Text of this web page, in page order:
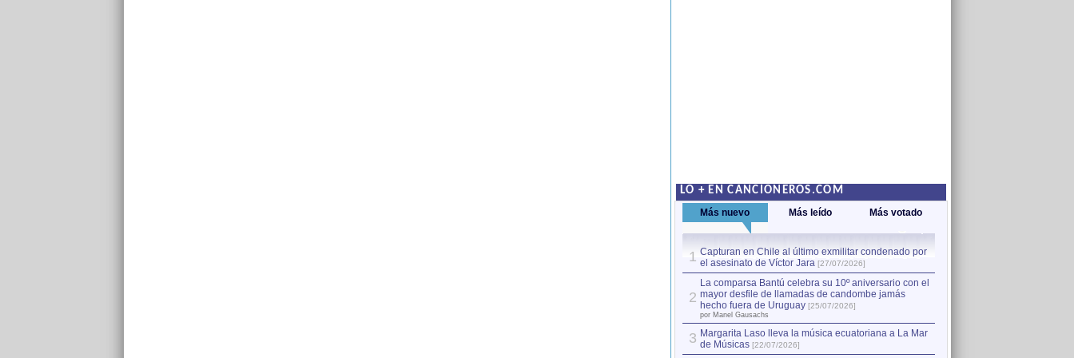
LO + EN CANCIONEROS.COM
Más nuevo Más leído Más votado
1 Capturan en Chile al último exmilitar condenado por
el asesinato de Víctor Jara [27/07/2026]
2
La comparsa Bantú celebra su 10º aniversario con el
mayor desfile de llamadas de candombe jamás
hecho fuera de Uruguay [25/07/2026]
por Manel Gausachs
3 Margarita Laso lleva la música ecuatoriana a La Mar
de Músicas [22/07/2026]